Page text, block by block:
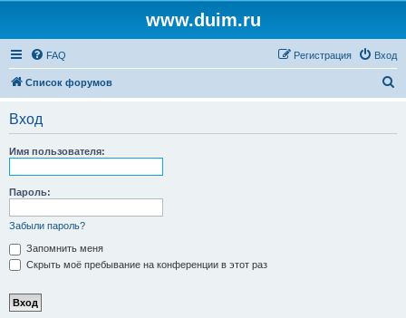
www.duim.ru
FAQ Вход
Регистрация
Список форумов
Вход
Имя пользователя:
Пароль:
Забыли пароль?
Запомнить меня
Скрыть моё пребывание на конференции в этот раз